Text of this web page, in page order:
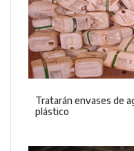
Tratarán envases de
plástico